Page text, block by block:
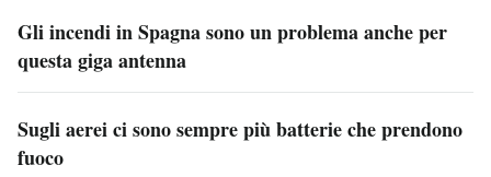
Gli incendi in Spagna sono un problema anche per
questa giga antenna
Sugli aerei ci sono sempre più batterie che prendono
fuoco